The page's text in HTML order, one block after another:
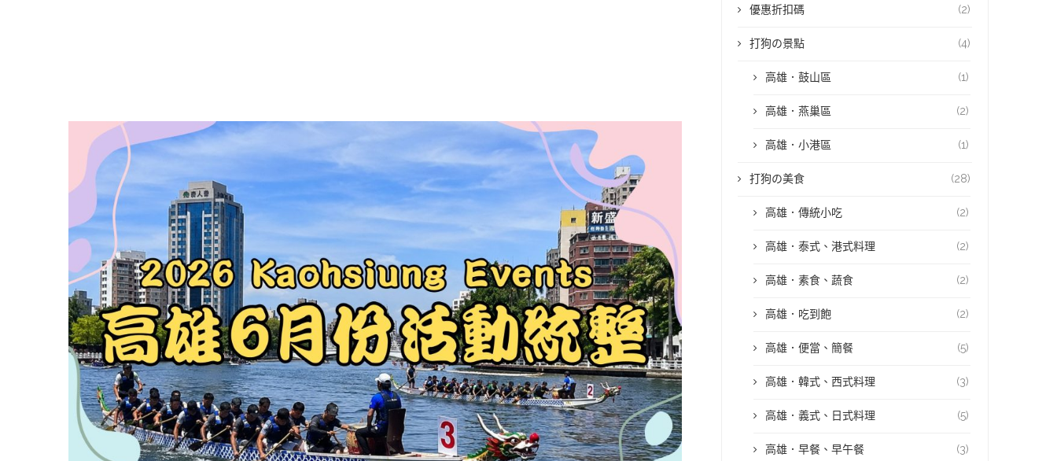
優惠折扣碼 (2)
打狗の景點 (4)
高雄．鼓山區 (1)
高雄．燕巢區 (2)
高雄．小港區 (1)
打狗の美食 (28)
高雄．傳統小吃 (2)
高雄．泰式、港式料理 (2)
高雄．素食、蔬食 (2)
高雄．吃到飽 (2)
高雄．便當、簡餐 (5)
高雄．韓式、西式料理 (3)
高雄．義式、日式料理 (5)
高雄．早餐、早午餐 (3)